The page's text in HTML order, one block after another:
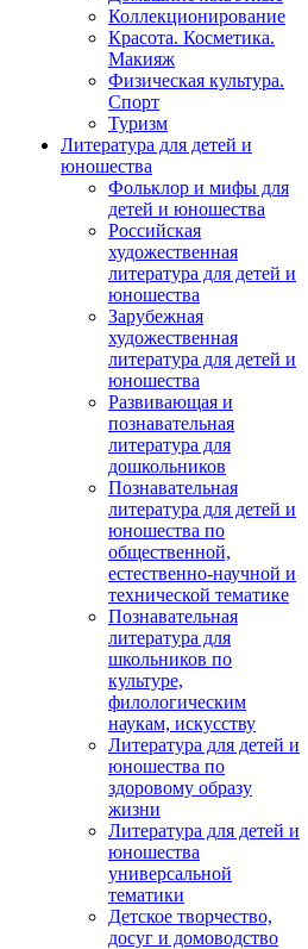
Коллекционирование
Красота. Косметика.
Макияж
Физическая культура.
Спорт
Туризм
Литература для детей и
юношества
Фольклор и мифы для
детей и юношества
Российская
художественная
литература для детей и
юношества
Зарубежная
художественная
литература для детей и
юношества
Развивающая и
познавательная
литература для
дошкольников
Познавательная
литература для детей и
юношества по
общественной,
естественно-научной и
технической тематике
Познавательная
литература для
школьников по
культуре,
филологическим
наукам, искусству
Литература для детей и
юношества по
здоровому образу
жизни
Литература для детей и
юношества
универсальной
тематики
Детское творчество,
досуг и домоводство